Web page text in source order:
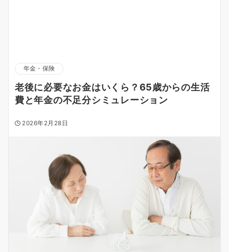
年金・保険
老後に必要なお金はいくら？65歳からの生活
費と年金の不足分シミュレーション
2026年2月28日